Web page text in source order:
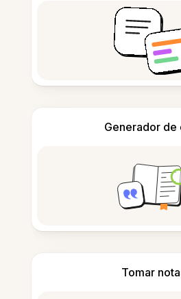
Generador de
Tomar